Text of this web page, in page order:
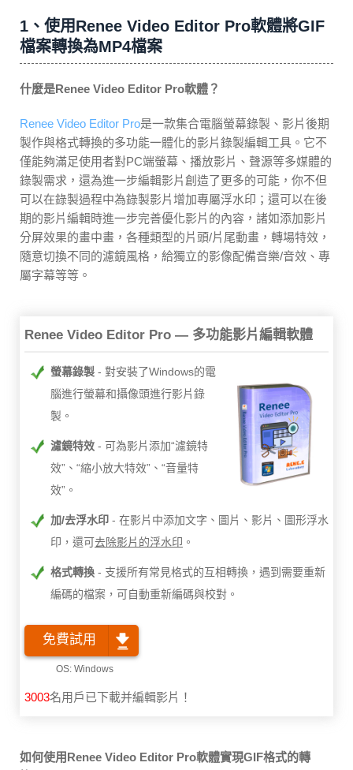
1、使用Renee Video Editor Pro軟體將GIF
檔案轉換為MP4檔案
什麼是Renee Video Editor Pro軟體？
Renee Video Editor Pro是一款集合電腦螢幕錄製、影片後期
製作與格式轉換的多功能一體化的影片錄製編輯工具。它不
僅能夠滿足使用者對PC端螢幕、播放影片、聲源等多媒體的
錄製需求，還為進一步編輯影片創造了更多的可能，你不但
可以在錄製過程中為錄製影片增加專屬浮水印；還可以在後
期的影片編輯時進一步完善優化影片的內容，諸如添加影片
分屏效果的畫中畫，各種類型的片頭/片尾動畫，轉場特效，
隨意切換不同的濾鏡風格，給獨立的影像配備音樂/音效、專
屬字幕等等。
Renee Video Editor Pro — 多功能影片編輯軟體
螢幕錄製
對安裝了Windows的電
腦進行螢幕和攝像頭進行影片錄
製。
濾鏡特效
可為影片添加“濾鏡特
效”、“縮小放大特效”、“音量特
效”。
加/去浮水印
在影片中添加文字、圖片、影片、圖形浮水
印，還可去除影片的浮水印 。
格式轉換
支援所有常見格式的互相轉換，遇到需要重新
編碼的檔案，可自動重新編碼與校對。
免費試用
3003名用戶已下載并編輯影片！
如何使用Renee Video Editor Pro軟體實現GIF格式的轉